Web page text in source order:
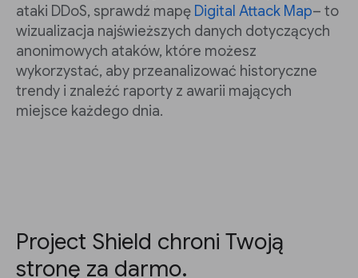
ataki DDoS, sprawdź mapę Digital Attack Map– to
wizualizacja najświeższych danych dotyczących
anonimowych ataków, które możesz
wykorzystać, aby przeanalizować historyczne
trendy i znaleźć raporty z awarii mających
miejsce każdego dnia.
Project Shield chroni Twoją
stronę za darmo.